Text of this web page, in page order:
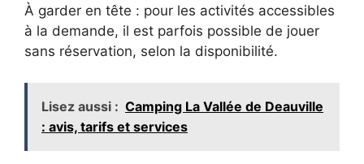
À garder en tête : pour les activités accessibles
à la demande, il est parfois possible de jouer
sans réservation, selon la disponibilité.
Lisez aussi : Camping La Vallée de Deauville
: avis, tarifs et services